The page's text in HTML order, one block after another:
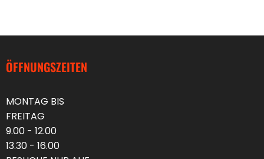
ÖFFNUNGSZEITEN
MONTAG BIS
FREITAG
9.00 - 12.00
13.30 - 16.00